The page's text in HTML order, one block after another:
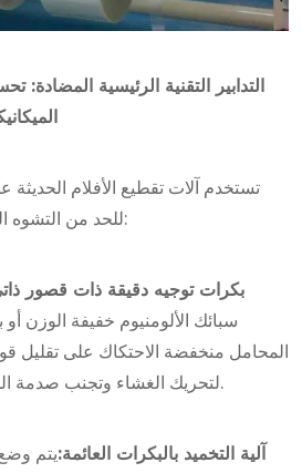
تستخدم آلات تقطيع الأفلام الحديثة
للحد من التشوه الناتج عن الشد من مصدره:
• بكرات توجيه دقيقة ذات قصور
سبائك الألومنيوم خفيفة الوزن
المحامل منخفضة الاحتكاك على تقليل
لتحريك الغشاء وتجنب صدمة الشد أثناء التسارع والتباطؤ.
• آلية التخميد بالبكرات العائمة:يتم